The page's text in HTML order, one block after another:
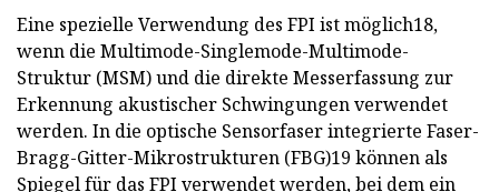
Eine spezielle Verwendung des FPI ist möglich18,
wenn die Multimode-Singlemode-Multimode-
Struktur (MSM) und die direkte Messerfassung zur
Erkennung akustischer Schwingungen verwendet
werden. In die optische Sensorfaser integrierte Faser-
Bragg-Gitter-Mikrostrukturen (FBG)19 können als
Spiegel für das FPI verwendet werden, bei dem ein